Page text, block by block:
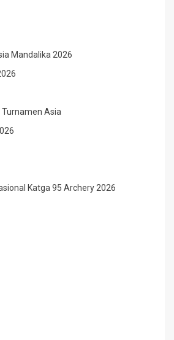
Mandalika 2026
Turnamen Asia
Katga 95 Archery 2026